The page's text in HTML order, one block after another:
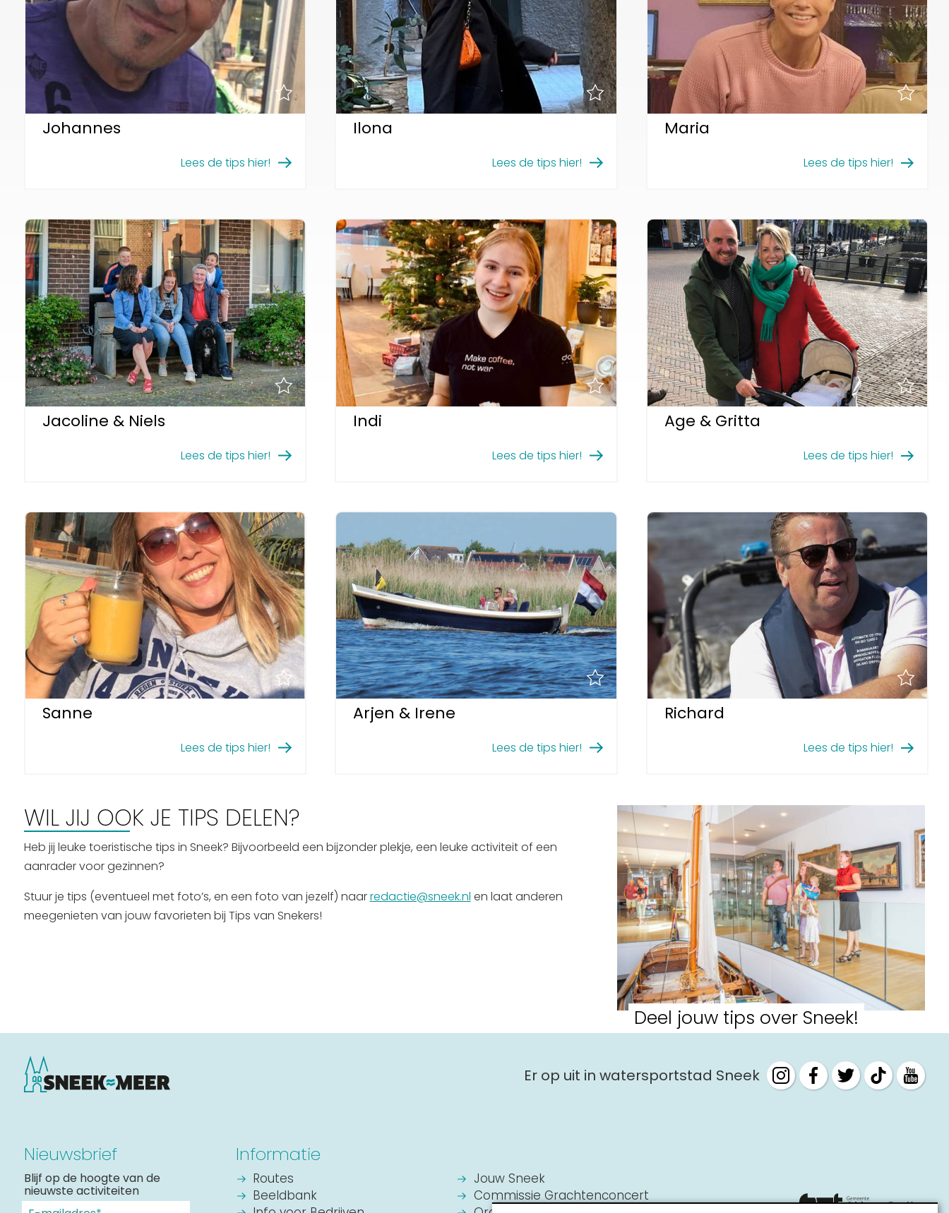
Johannes
Lees de tips hier!
Ilona
Lees de tips hier!
Maria
Lees de tips hier!
Jacoline & Niels
Lees de tips hier!
Indi
Lees de tips hier!
Age & Gritta
Lees de tips hier!
Sanne
Lees de tips hier!
Arjen & Irene
Lees de tips hier!
Richard
Lees de tips hier!
WIL JIJ OOK JE TIPS DELEN?
Heb jij leuke toeristische tips in Sneek? Bijvoorbeeld een bijzonder plekje, een leuke activiteit of een
aanrader voor gezinnen?
Stuur je tips (eventueel met foto’s, en een foto van jezelf) naarredactie@sneek.nl en laat anderen
meegenieten van jouw favorieten bij Tips van Snekers!
Deel jouw tips over Sneek!
Er op uit in watersportstad Sneek
Nieuwsbrief
Blijf op de hoogte van de
nieuwste activiteiten
Informatie
Routes
Beeldbank
Jouw Sneek
Commissie Grachtenconcert